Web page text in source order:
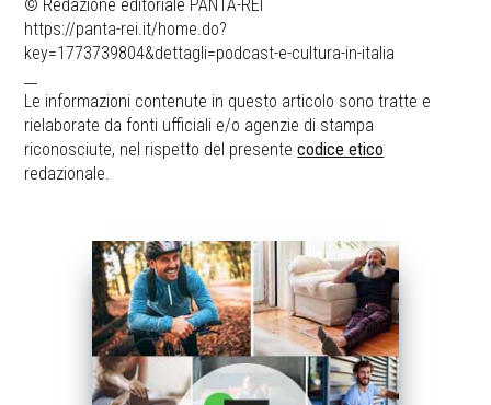
© Redazione editoriale PANTA-REI
https://panta-rei.it/home.do?
key=1773739804&dettagli=podcast-e-cultura-in-italia
Le informazioni contenute in questo articolo sono tratte e
rielaborate da fonti ufficiali e/o agenzie di stampa
riconosciute, nel rispetto del presentecodice etico
redazionale.